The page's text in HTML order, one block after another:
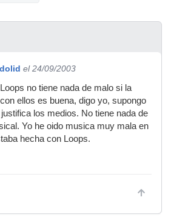
el 24/09/2003
no tiene nada de malo si la
ellos es buena, digo yo, supongo
los medios. No tiene nada de
Yo he oido musica muy mala en
hecha con Loops.